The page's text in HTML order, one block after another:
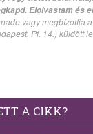
Elolvastam és
vagy megbízottja
Pf. 14.) küldött
A CIKK?